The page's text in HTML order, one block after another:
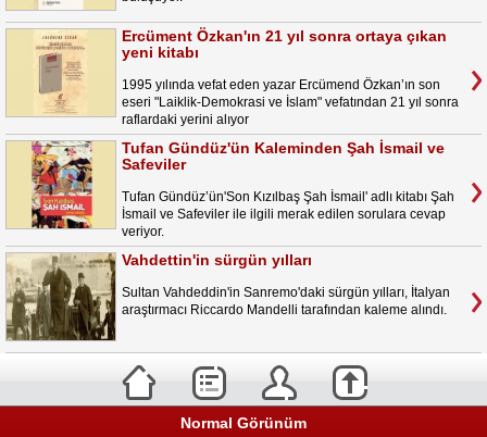
Ercüment Özkan'ın 21 yıl sonra ortaya çıkan
yeni kitabı
1995 yılında vefat eden yazar Ercümend Özkan’ın son
eseri "Laiklik-Demokrasi ve İslam" vefatından 21 yıl sonra
raflardaki yerini alıyor
Tufan Gündüz'ün Kaleminden Şah İsmail ve
Safeviler
Tufan Gündüz’ün'Son Kızılbaş Şah İsmail' adlı kitabı Şah
İsmail ve Safeviler ile ilgili merak edilen sorulara cevap
veriyor.
Vahdettin'in sürgün yılları
Sultan Vahdeddin'in Sanremo'daki sürgün yılları, İtalyan
araştırmacı Riccardo Mandelli tarafından kaleme alındı.
Normal Görünüm